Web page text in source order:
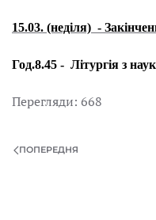
15.03. (неділя) -
Год.8.45 - Літургія з
Перегляди: 668
ПОПЕРЕДНЯ